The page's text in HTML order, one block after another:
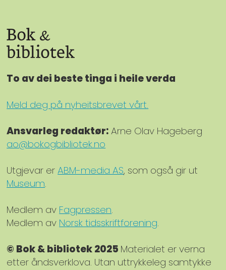
To av dei beste tinga i heile verda
Meld deg på nyheitsbrevet vårt.
Ansvarleg redaktør:Arne Olav Hageberg
ao@bokogbibliotek.no
Utgjevar erABM-media AS, som også gir ut
Museum.
Medlem av Fagpressen.
Medlem av Norsk tidsskriftforening.
© Bok & bibliotek 2025 Materialet er verna
etter åndsverklova. Utan uttrykkeleg samtykke